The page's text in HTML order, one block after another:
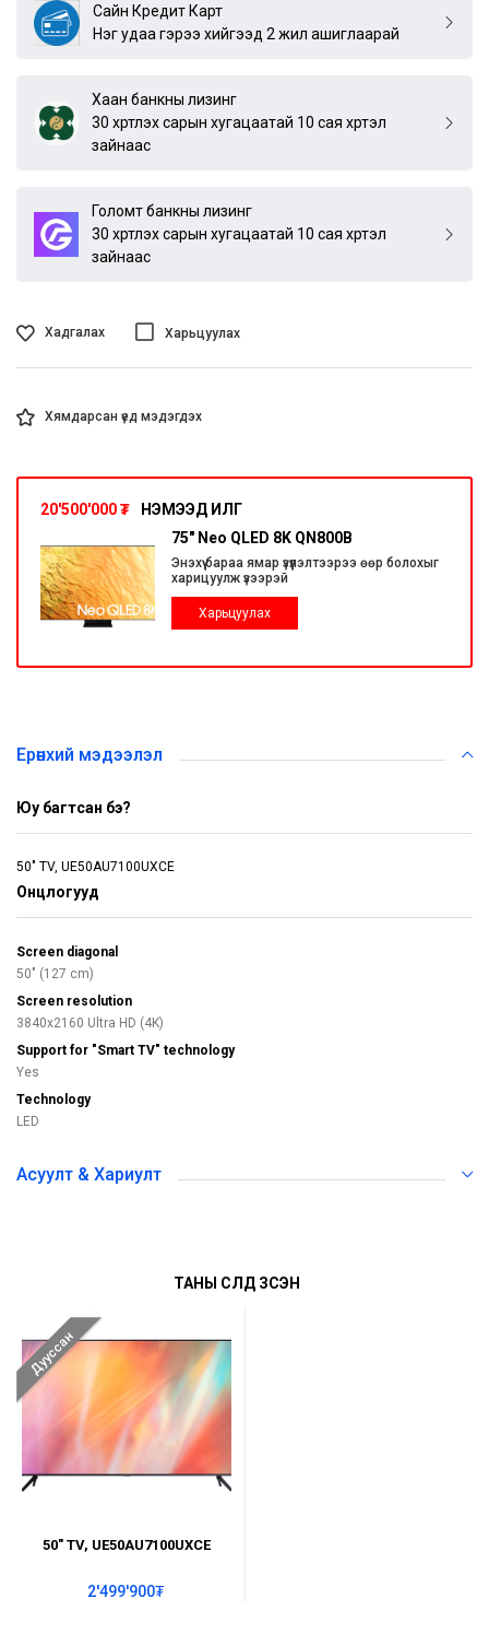
Сайн Кредит Карт
Нэг удаа гэрээ хийгээд 2 жил ашиглаарай
Хаан банкны лизинг
30 хүртлэх сарын хугацаатай 10 сая хүртэл
зайнаас
Голомт банкны лизинг
30 хүртлэх сарын хугацаатай 10 сая хүртэл
зайнаас
Хадгалах Харьцуулах
Хямдарсан үед мэдэгдэх
20'500'000₮
НЭМЭЭД ИЛҮҮГ
75" Neo QLED 8K QN800B
Энэхүү бараа ямар үзүүлэлтээрээ өөр болохыг
харицуулж үзээрэй
Харьцуулах
Ерөнхий мэдээлэл
Юу багтсан бэ?
50" TV, UE50AU7100UXCE
Онцлогууд
Screen diagonal
50" (127 cm)
Screen resolution
3840x2160 Ultra HD (4K)
Support for "Smart TV" technology
Yes
Technology
LED
Асуулт & Хариулт
Дууссан
50" TV, UE50AU7100UXCE
2'499'900₮
ТАНЫ СҮҮЛД ҮЗСЭН